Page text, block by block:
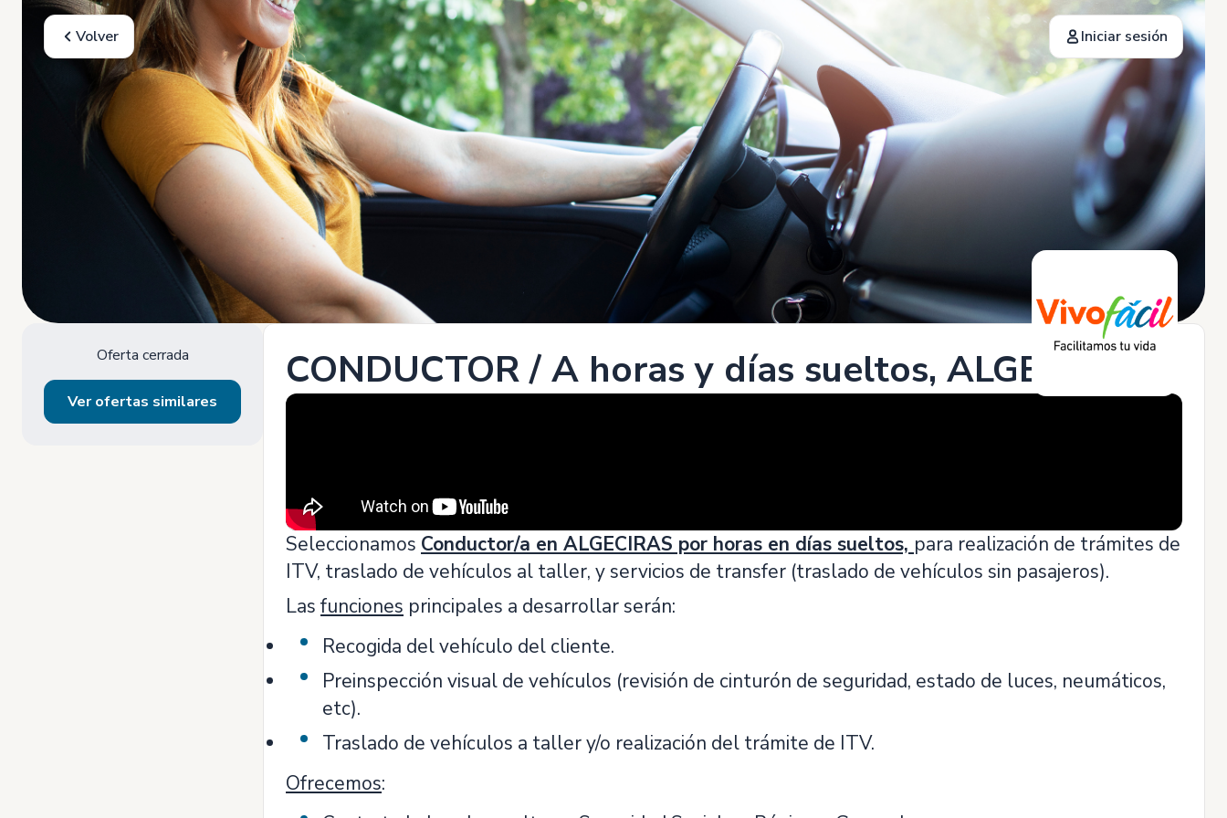
Volver Iniciar sesión
Oferta cerrada
Ver ofertas similares
CONDUCTOR / A horas y días sueltos, ALGECIRAS
Seleccionamos Conductor/a en ALGECIRAS por horas en días sueltos, para realización de trámites de
ITV, traslado de vehículos al taller, y servicios de transfer (traslado de vehículos sin pasajeros).
Las funciones principales a desarrollar serán:
Recogida del vehículo del cliente.
Preinspección visual de vehículos (revisión de cinturón de seguridad, estado de luces, neumáticos,
etc).
Traslado de vehículos a taller y/o realización del trámite de ITV.
Ofrecemos: